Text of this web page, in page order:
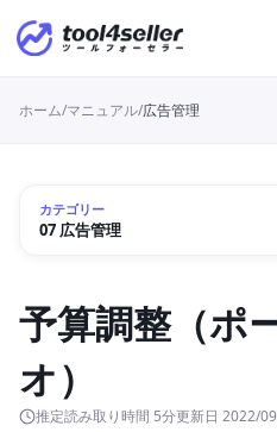
ホーム/マニュアル/広告管理
カテゴリー
07 広告管理
予算調整（ポ
オ）
推定読み取り時間 5分更新日 2022/